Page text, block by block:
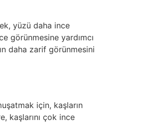
yüzü daha ince
görünmesine yardımcı
daha zarif görünmesini
için, kaşların
kaşlarını çok ince